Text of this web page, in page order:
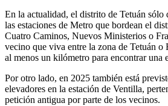
En la actualidad, el distrito de Tetuán sólo
las estaciones de Metro que bordean el
Cuatro Caminos, Nuevos Ministerios o
vecino que viva entre la zona de Tetuán o
al menos un kilómetro para encontrar una
Por otro lado, en 2025 también está
elevadores en la estación de Ventilla,
petición antigua por parte de los vecinos.